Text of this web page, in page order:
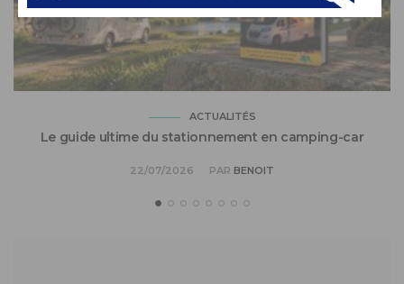
ACTUALITÉS
Le guide ultime du stationnement en camping-car
22/07/2026 PAR BENOIT